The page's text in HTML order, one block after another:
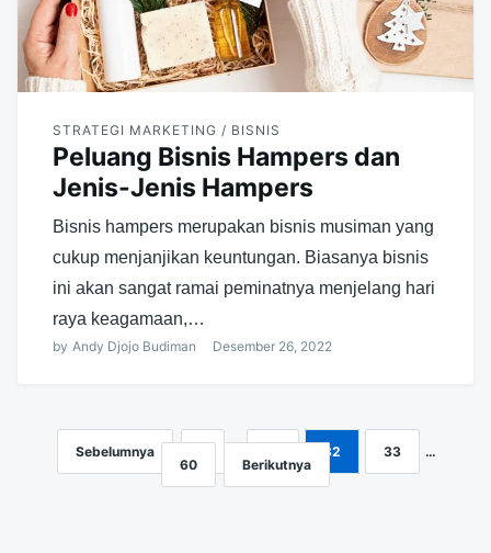
STRATEGI MARKETING / BISNIS
Peluang Bisnis Hampers dan
Jenis-Jenis Hampers
Bisnis hampers merupakan bisnis musiman yang
cukup menjanjikan keuntungan. Biasanya bisnis
ini akan sangat ramai peminatnya menjelang hari
raya keagamaan,…
by Andy Djojo Budiman Desember 26, 2022
Navigasi
pos
Sebelumnya 32 33
…
60
Berikutnya